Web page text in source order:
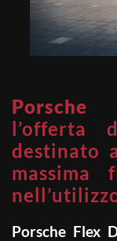
Porsche
l’offerta
destinato
massima
Porsche Flex